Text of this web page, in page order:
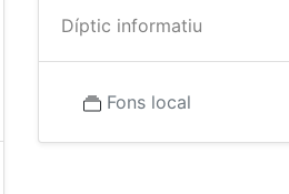
Díptic informatiu
Fons local